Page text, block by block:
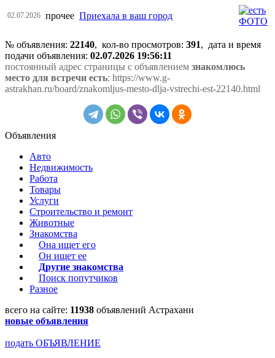
02.07.2026 прочее Приехала в ваш город
№ объявления: 22140, кол-во просмотров: 391, дата и время
подачи объявления: 02.07.2026 19:56:11
постоянный адрес страницы с объявлением знакомлюсь
место для встречи есть: https://www.g-
astrakhan.ru/board/znakomljus-mesto-dlja-vstrechi-est-22140.html
Объявления
Авто
Недвижимость
Работа
Товары
Услуги
Строительство и ремонт
Животные
Знакомства
Она ищет его
Он ищет ее
Другие знакомства
Поиск попутчиков
Разное
всего на сайте: 11938 объявлений Астрахани
новые объявления
подать ОБЪЯВЛЕНИЕ